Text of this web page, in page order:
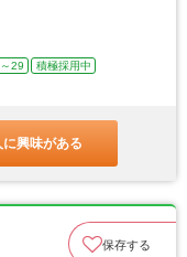
29
積極採用中
に興味がある
保存する